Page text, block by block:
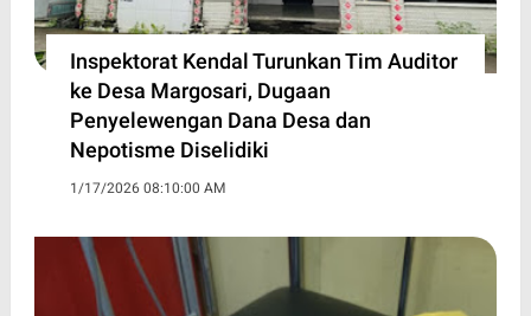
Inspektorat Kendal Turunkan Tim Auditor
ke Desa Margosari, Dugaan
Penyelewengan Dana Desa dan
Nepotisme Diselidiki
1/17/2026 08:10:00 AM